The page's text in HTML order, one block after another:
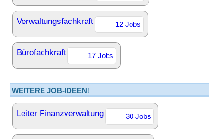
Verwaltungsfachkraft 12 Jobs
Bürofachkraft 17 Jobs
WEITERE JOB-IDEEN!
Leiter Finanzverwaltung 30 Jobs